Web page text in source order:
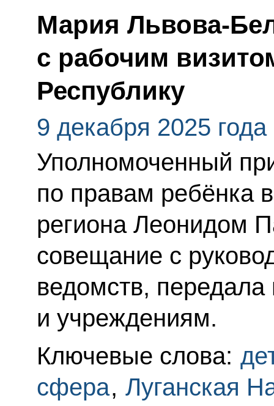
Мария Львова-
с рабочим
Республику
9 декабря 2025 года
Уполномоченный
по правам ребёнка
региона Леонидом
совещание с
ведомств,
и учреждениям.
Ключевые слова:
сфера, Луганская